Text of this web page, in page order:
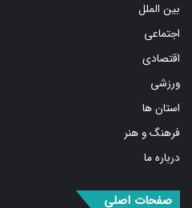
اجتماعی
اقتصادی
ورزشی
استان ها
فرهنگ و هنر
درباره ما